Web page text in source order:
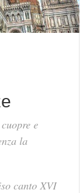
e
la
canto XVI